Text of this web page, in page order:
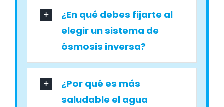
¿En qué debes fijarte al
elegir un sistema de
ósmosis inversa?
¿Por qué es más
saludable el agua